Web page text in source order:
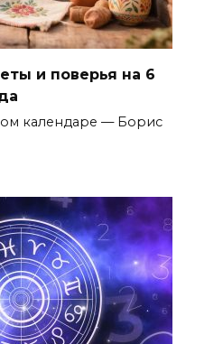
и поверья на 6
календаре — Борис